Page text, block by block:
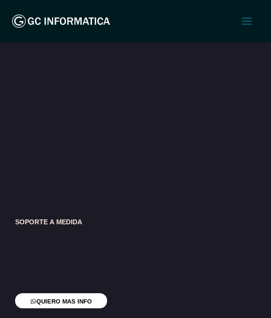
SOPORTE A MEDIDA
QUIERO MAS INFO